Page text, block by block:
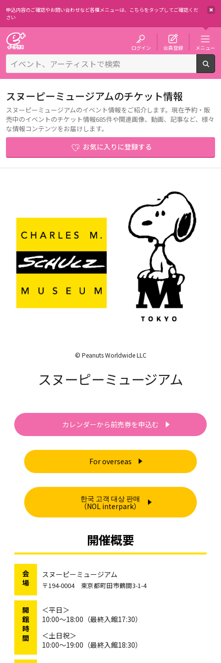
申込内容のご確認やお問い合わせなど各種メニューは、 こちらをタップしてご確認くだ
さい
ログイン 会員登録 メニュー
スヌーピーミュージアムのチケット情報
スヌーピーミュージアムのイベント情報をご紹介します。現在予約・販
売中のイベントのチケット情報685件や関連画像、動画、記事など、様々
な情報コンテンツをお届けします。
お気に入りに登録する
© Peanuts Worldwide LLC
スヌーピーミュージアム
カレンダーから前売券を申込む
For overseas
한국 고객 대상 판매
（NOL interpark）
開催概要
会
場
スヌーピーミュージアム
〒194-0004 東京都町田市鶴間3-1-4
開
館
時
間
＜平日＞
10:00～18:00（最終入館17:30）
＜土日祝＞
10:00～19:00（最終入館18:30）